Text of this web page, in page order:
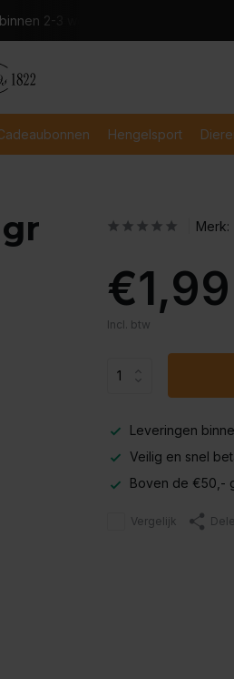
2-3 werkdagen Veilig en
Hengelsport
Merk:
€1,99
Incl. btw
Leveringen
Veilig en snel
Boven de €50,-
Vergelijk